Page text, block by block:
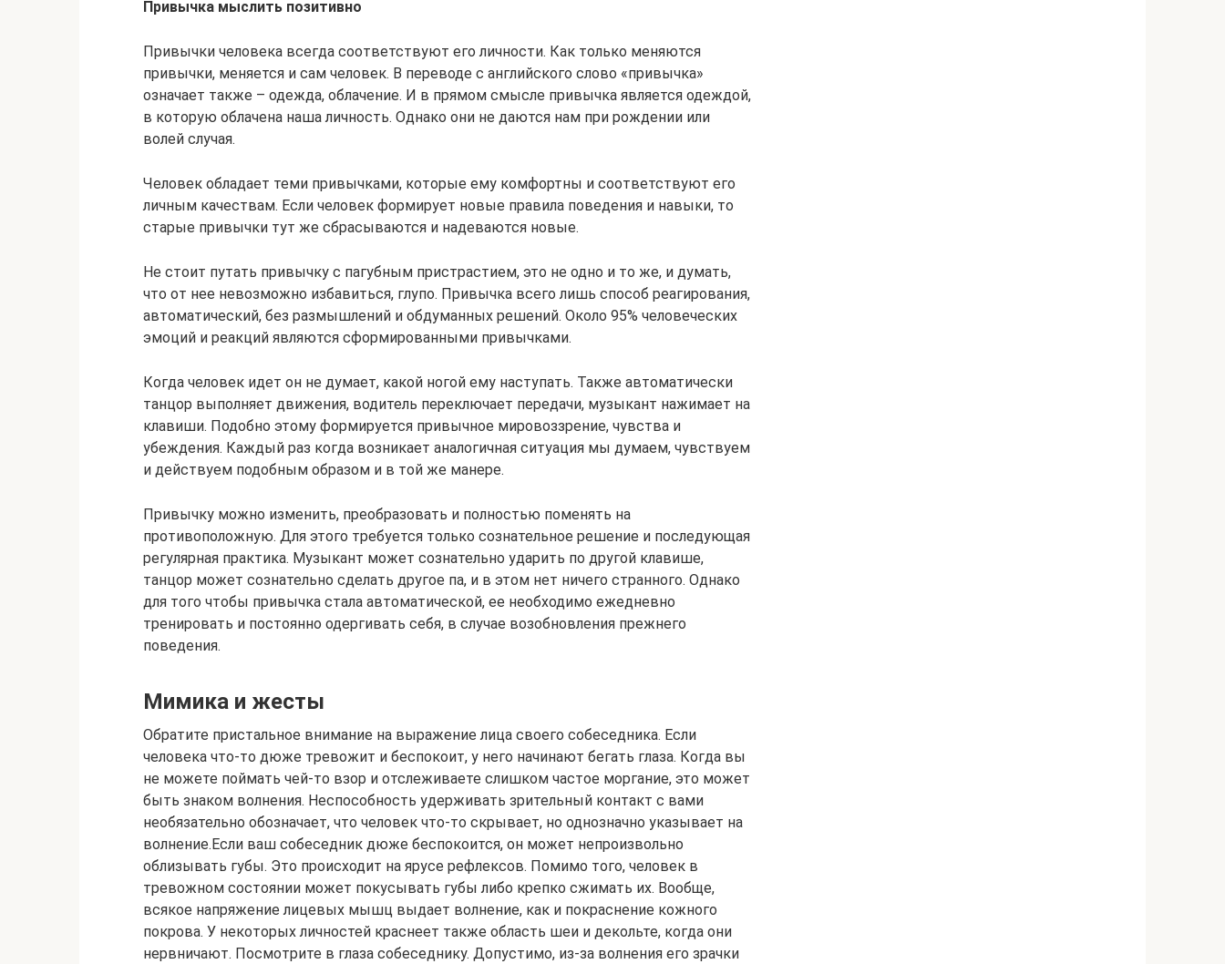
Привычка мыслить позитивно
Привычки человека всегда соответствуют его личности. Как только меняются
привычки, меняется и сам человек. В переводе с английского слово «привычка»
означает также – одежда, облачение. И в прямом смысле привычка является одеждой,
в которую облачена наша личность. Однако они не даются нам при рождении или
волей случая.
Человек обладает теми привычками, которые ему комфортны и соответствуют его
личным качествам. Если человек формирует новые правила поведения и навыки, то
старые привычки тут же сбрасываются и надеваются новые.
Не стоит путать привычку с пагубным пристрастием, это не одно и то же, и думать,
что от нее невозможно избавиться, глупо. Привычка всего лишь способ реагирования,
автоматический, без размышлений и обдуманных решений. Около 95% человеческих
эмоций и реакций являются сформированными привычками.
Когда человек идет он не думает, какой ногой ему наступать. Также автоматически
танцор выполняет движения, водитель переключает передачи, музыкант нажимает на
клавиши. Подобно этому формируется привычное мировоззрение, чувства и
убеждения. Каждый раз когда возникает аналогичная ситуация мы думаем, чувствуем
и действуем подобным образом и в той же манере.
Привычку можно изменить, преобразовать и полностью поменять на
противоположную. Для этого требуется только сознательное решение и последующая
регулярная практика. Музыкант может сознательно ударить по другой клавише,
танцор может сознательно сделать другое па, и в этом нет ничего странного. Однако
для того чтобы привычка стала автоматической, ее необходимо ежедневно
тренировать и постоянно одергивать себя, в случае возобновления прежнего
поведения.
Мимика и жесты
Обратите пристальное внимание на выражение лица своего собеседника. Если
человека что-то дюже тревожит и беспокоит, у него начинают бегать глаза. Когда вы
не можете поймать чей-то взор и отслеживаете слишком частое моргание, это может
быть знаком волнения. Неспособность удерживать зрительный контакт с вами
необязательно обозначает, что человек что-то скрывает, но однозначно указывает на
волнение.Если ваш собеседник дюже беспокоится, он может непроизвольно
облизывать губы. Это происходит на ярусе рефлексов. Помимо того, человек в
тревожном состоянии может покусывать губы либо крепко сжимать их. Вообще,
всякое напряжение лицевых мышц выдает волнение, как и покраснение кожного
покрова. У некоторых личностей краснеет также область шеи и декольте, когда они
нервничают. Посмотрите в глаза собеседнику. Допустимо, из-за волнения его зрачки